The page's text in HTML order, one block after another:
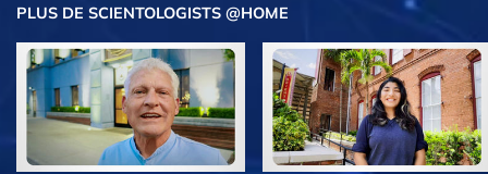
PLUS DE SCIENTOLOGISTS @HOME